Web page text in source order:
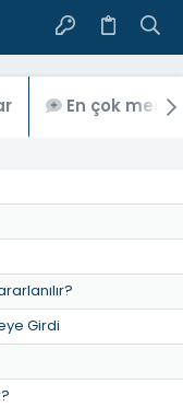
En çok mesaj
Girdi